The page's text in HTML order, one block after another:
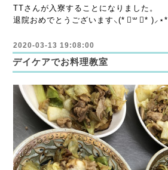
TTさんが入寮することになりました。
退院おめでとうございます⸜(* ॑꒳ ॑* )⸝⋆*
2020-03-13 19:08:00
デイケアでお料理教室